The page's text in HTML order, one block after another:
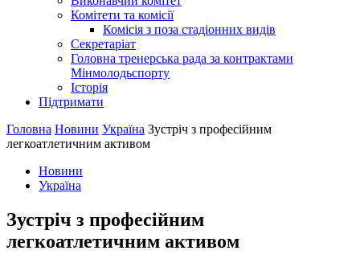
Комітети та комісії
Комісія з поза стадіонних видів
Секретаріат
Головна тренерська рада за контрактами
Мінмолодьспорту
Історія
Підтримати
Головна Новини Україна Зустріч з професійним
легкоатлетичним активом
Новини
Україна
Зустріч з професійним
легкоатлетичним активом